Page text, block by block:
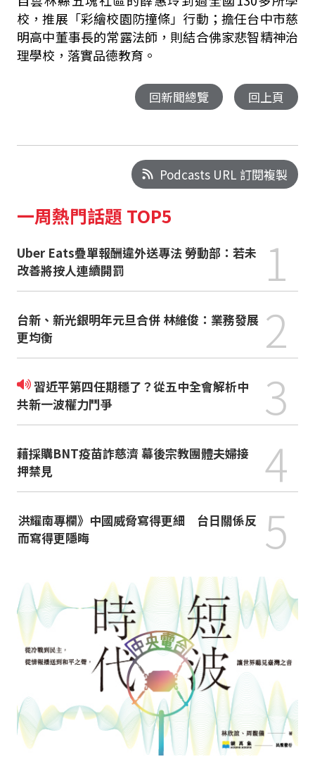
校，推展「彩繪校園防撞條」行動；擔任台中市慈
明高中董事長的常露法師，則結合佛家悲智精神治
理學校，落實品德教育。
回新聞總覽 回上頁
Podcasts URL 訂閱複製
一周熱門話題 TOP5
Uber Eats疊單報酬違外送專法 勞動部：若未
改善將按人連續開罰
1
台新、新光銀明年元旦合併 林維俊：業務發展
更均衡
2
習近平第四任期穩了？從五中全會解析中
共新一波權力鬥爭
3
藉採購BNT疫苗詐慈濟 幕後宗教團體夫婦接
押禁見
4
洪耀南專欄》中國威脅寫得更細 台日關係反
而寫得更隱晦
5